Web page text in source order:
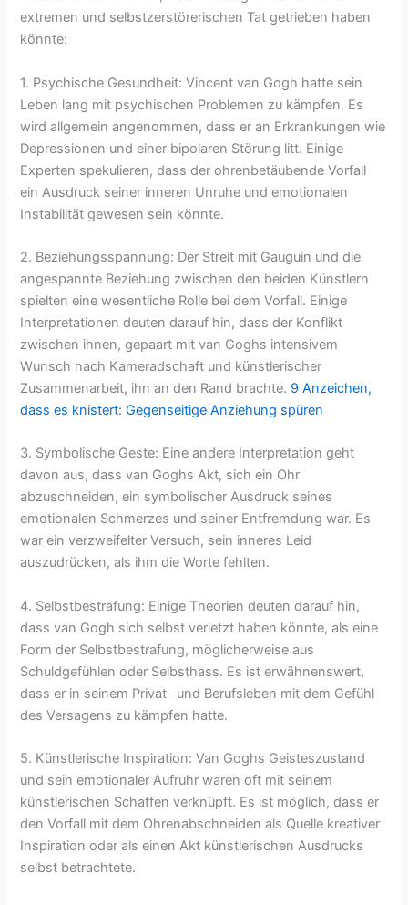
extremen und selbstzerstörerischen Tat getrieben haben
könnte:
1. Psychische Gesundheit: Vincent van Gogh hatte sein
Leben lang mit psychischen Problemen zu kämpfen. Es
wird allgemein angenommen, dass er an Erkrankungen wie
Depressionen und einer bipolaren Störung litt. Einige
Experten spekulieren, dass der ohrenbetäubende Vorfall
ein Ausdruck seiner inneren Unruhe und emotionalen
Instabilität gewesen sein könnte.
2. Beziehungsspannung: Der Streit mit Gauguin und die
angespannte Beziehung zwischen den beiden Künstlern
spielten eine wesentliche Rolle bei dem Vorfall. Einige
Interpretationen deuten darauf hin, dass der Konflikt
zwischen ihnen, gepaart mit van Goghs intensivem
Wunsch nach Kameradschaft und künstlerischer
Zusammenarbeit, ihn an den Rand brachte. 9 Anzeichen,
dass es knistert: Gegenseitige Anziehung spüren
3. Symbolische Geste: Eine andere Interpretation geht
davon aus, dass van Goghs Akt, sich ein Ohr
abzuschneiden, ein symbolischer Ausdruck seines
emotionalen Schmerzes und seiner Entfremdung war. Es
war ein verzweifelter Versuch, sein inneres Leid
auszudrücken, als ihm die Worte fehlten.
4. Selbstbestrafung: Einige Theorien deuten darauf hin,
dass van Gogh sich selbst verletzt haben könnte, als eine
Form der Selbstbestrafung, möglicherweise aus
Schuldgefühlen oder Selbsthass. Es ist erwähnenswert,
dass er in seinem Privat- und Berufsleben mit dem Gefühl
des Versagens zu kämpfen hatte.
5. Künstlerische Inspiration: Van Goghs Geisteszustand
und sein emotionaler Aufruhr waren oft mit seinem
künstlerischen Schaffen verknüpft. Es ist möglich, dass er
den Vorfall mit dem Ohrenabschneiden als Quelle kreativer
Inspiration oder als einen Akt künstlerischen Ausdrucks
selbst betrachtete.